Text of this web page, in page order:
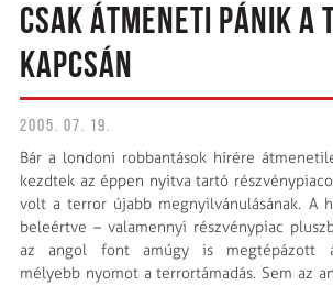
CSAK ÁTMENETI PÁNIK A
KAPCSÁN
2005. 07. 19.
Bár a londoni robbantások hírére
kezdtek az éppen nyitva tartó
volt a terror újabb megnyilvánulásának. A
beleértve – valamennyi részvénypiac
az angol font amúgy is megtépázott
mélyebb nyomot a terrortámadás. Sem az